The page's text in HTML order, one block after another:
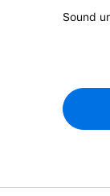
Sound